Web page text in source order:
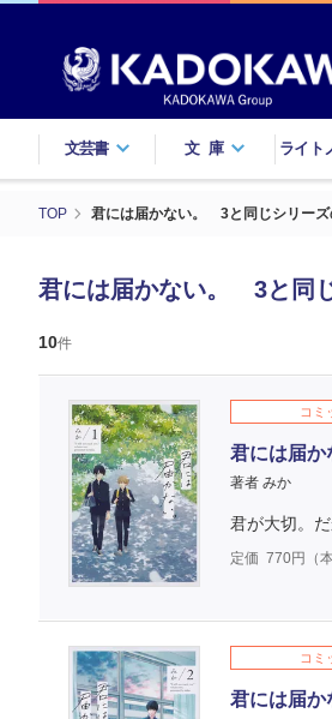
文芸書 文庫 ライト
TOP 君には届かない。 3と同じシリーズ
君には届かない。 3と同
10件
コミ
君には届
著者 みか
君が大切。
定価 770円（
コミ
君には届